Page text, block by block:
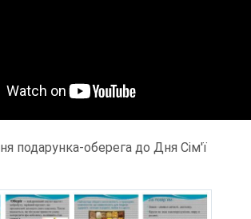
подарунка-оберега до Дня Сім'ї